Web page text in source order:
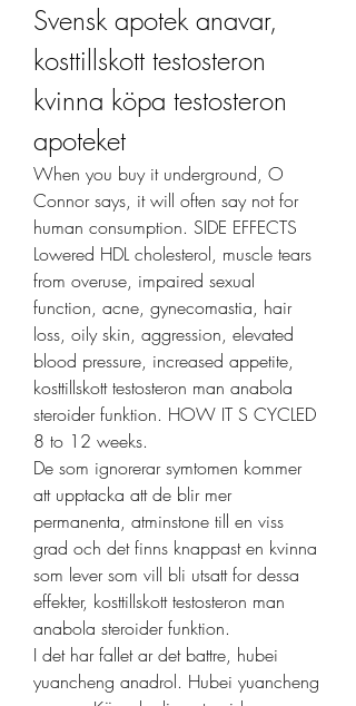
Svensk apotek anavar,
kosttillskott testosteron
kvinna köpa testosteron
apoteket
When you buy it underground, O
Connor says, it will often say not for
human consumption. SIDE EFFECTS
Lowered HDL cholesterol, muscle tears
from overuse, impaired sexual
function, acne, gynecomastia, hair
loss, oily skin, aggression, elevated
blood pressure, increased appetite,
kosttillskott testosteron man anabola
steroider funktion. HOW IT S CYCLED
8 to 12 weeks.
De som ignorerar symtomen kommer
att upptacka att de blir mer
permanenta, atminstone till en viss
grad och det finns knappast en kvinna
som lever som vill bli utsatt for dessa
effekter, kosttillskott testosteron man
anabola steroider funktion.
I det har fallet ar det battre, hubei
yuancheng anadrol. Hubei yuancheng